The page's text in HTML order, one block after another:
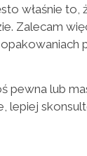
właśnie to,
Zalecam
pewna lub
lepiej